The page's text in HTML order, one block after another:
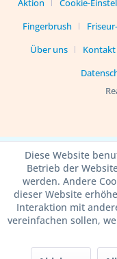
Aktion Cookie-
Fingerbrush
Über uns
Kontakt
Diese Website
Betrieb der
werden. Andere
dieser Website
Interaktion mit
vereinfachen sollen,